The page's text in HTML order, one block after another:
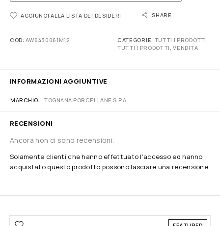
AGGIUNGI ALLA LISTA DEI DESIDERI SHARE
COD:AW6430061M12 CATEGORIE: TUTTI I PRODOTTI ,
TUTTI I PRODOTTI ,VENDITA
INFORMAZIONI AGGIUNTIVE
MARCHIO TOGNANA PORCELLANE S.P.A.
RECENSIONI
Ancora non ci sono recensioni.
Solamente clienti che hanno effettuato l'accesso ed hanno
acquistato questo prodotto possono lasciare una recensione.